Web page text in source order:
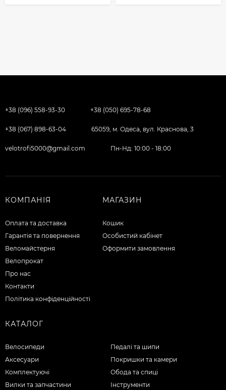
+38 (096) 558-93-30 +38 (050) 695-78-68
+38 (067) 898-63-04 65059, м. Одеса, вул. Краснова, 3
velotrofi5000@gmail.com Пн-Нд: 10:00 - 18:00
КОМПАНІЯ
Оплата та доставка
Гарантія та повернення
Веломайстерня
Велопрокат
Про нас
Контакти
Політика конфіденційності
МАГАЗИН
Кошик
Особистий кабінет
Оформити замовлення
КАТАЛОГ
Велосипеди
Аксесуари
Комплектуючі
Вилки та запчастини
Педалі та шипи
Покришки та камери
Обода та спиці
Інструменти